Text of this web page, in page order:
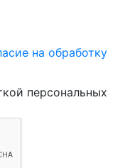
на обработку
персональных